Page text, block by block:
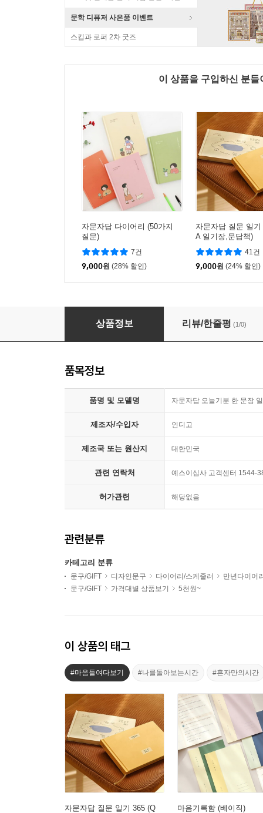
문학 디퓨저 사은품 이벤트
스킵과 로퍼 2차 굿즈
이 상품을 구입하신 분
자문자답 다이어리 (50가지
질문)
7건
9,000원 (28% 할인)
자문자답 질문 일
A 일기장,문답책)
41건
9,000원 (24% 할인)
자문자답 오늘기분 한 문장 일기(6개월용) + 데
상품정보 리뷰/한줄평 (1/0)
품목정보
품명 및 모델명 자문자답 오늘기분 한 문장
제조자/수입자 인디고
제조국 또는 원산지 대한민국
관련 연락처 예스이십사 고객센터 1544-
허가관련 해당없음
관련분류
카테고리 분류
문구/GIFT 디자인문구 다이어리/스케줄러
만년다이어
문구/GIFT
가격대별 상품보기 5천원~
이 상품의 태그
#마음들여다보기 #나를돌아보는시간 #혼자만의시간
자문자답 질문 일기 365 (Q
마음기록함 (베이직)